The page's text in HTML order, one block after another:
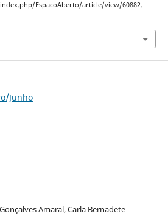
EspacoAberto/article/view/60882.
Junho
Amaral, Carla Bernadete